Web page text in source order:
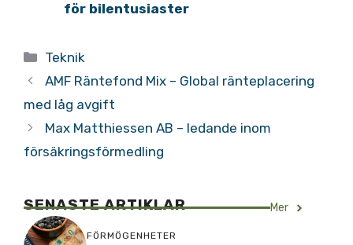
för bilentusiaster
Kategorier
Teknik
AMF Räntefond Mix – Global ränteplacering
med låg avgift
Max Matthiessen AB – ledande inom
försäkringsförmedling
SENASTE ARTIKLAR Mer
FÖRMÖGENHETER